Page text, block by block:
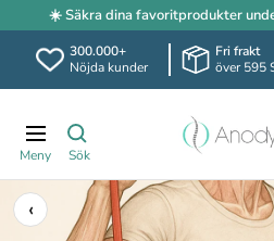
☀️ Säkra dina favoritprodukter
300.000+
Nöjda kunder
Fri frakt
över 595
innehållet
Navigering
Anodyne.se
‹